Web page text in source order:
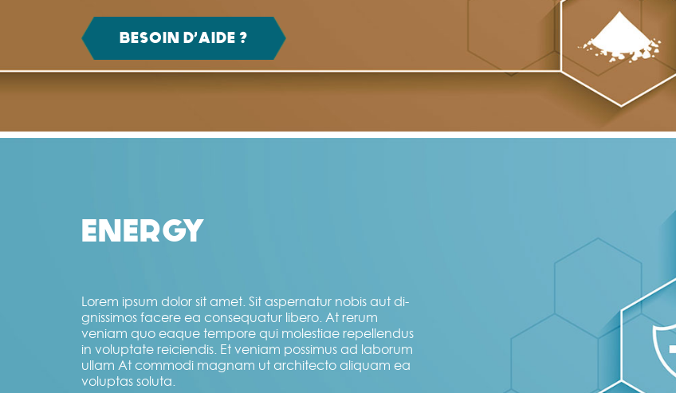
BESOIN D’AIDE ?
ENERGY
Lorem ipsum dolor sit amet. Sit aspernatur nobis aut di-
gnissimos facere ea consequatur libero. At rerum
veniam quo eaque tempore qui molestiae repellendus
in voluptate reiciendis. Et veniam possimus ad laborum
ullam At commodi magnam ut architecto aliquam ea
voluptas soluta.